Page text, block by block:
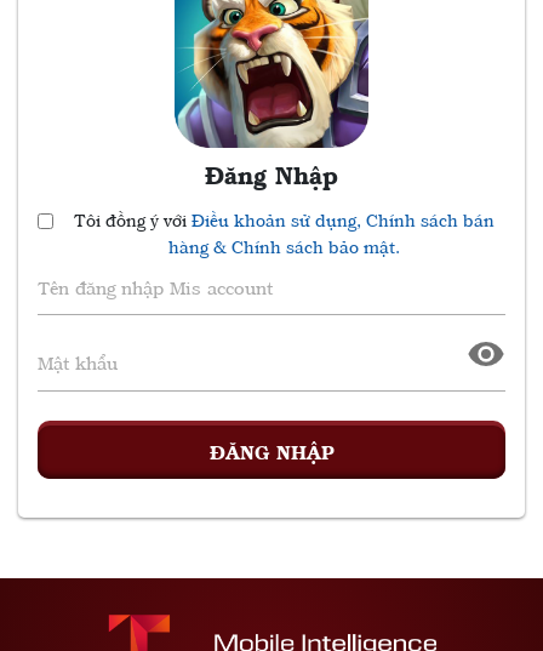
Đăng Nhập
Tôi đồng ý với Điều khoản sử dụng, Chính sách bán
hàng & Chính sách bảo mật.
ĐĂNG NHẬP